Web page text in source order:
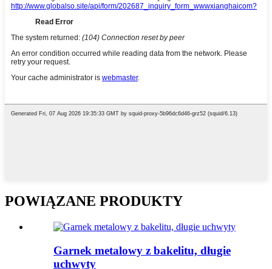
POWIĄZANE PRODUKTY
Garnek metalowy z bakelitu, długie
uchwyty